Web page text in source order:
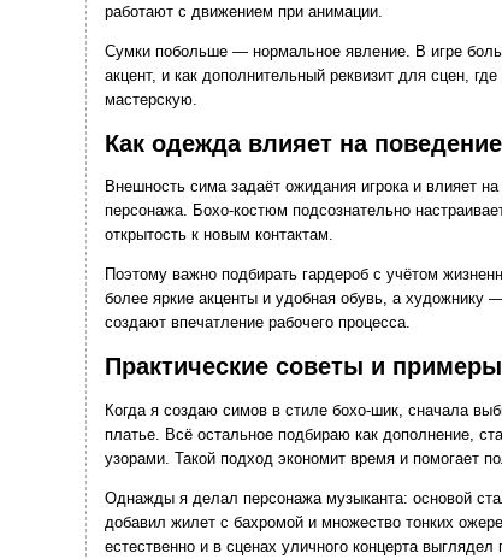
работают с движением при анимации.
Сумки побольше — нормальное явление. В игре
акцент, и как дополнительный реквизит для сцен,
мастерскую.
Как одежда влияет на
Внешность симa задаёт ожидания игрока и влияет
персонажа. Бохо‑костюм подсознательно
открытость к новым контактам.
Поэтому важно подбирать гардероб с учётом
более яркие акценты и удобная обувь, а художнику
создают впечатление рабочего процесса.
Практические советы и
Когда я создаю симов в стиле бохо‑шик, сначала
платье. Всё остальное подбираю как дополнение,
узорами. Такой подход экономит время и помогает
Однажды я делал персонажа музыканта: основой
добавил жилет с бахромой и множество тонких
естественно и в сценах уличного концерта